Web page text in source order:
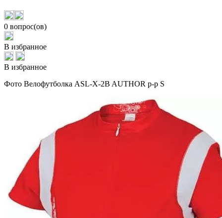
0 вопрос(ов)
В избранное
В избранное
Фото Велофутболка ASL-X-2B AUTHOR р-р S